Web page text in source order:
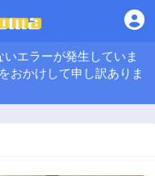
エラーが発生していま
おかけして申し訳ありま